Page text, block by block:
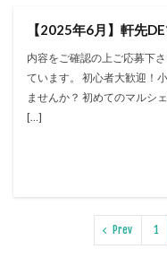
【2025年6月】軒先
内容をご確認の上ご応募下
ています。 初心者大歓迎！
ませんか？ 初めてのマルシ
[…]
Prev 1